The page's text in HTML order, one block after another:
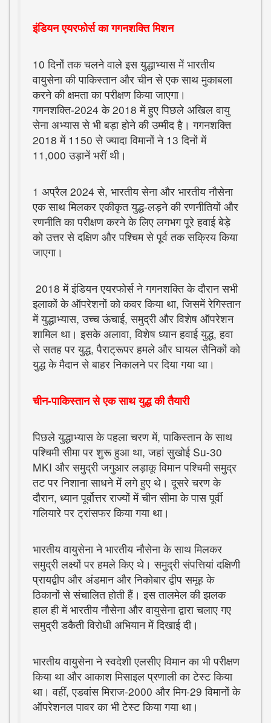
इंडियन एयरफोर्स का गगनशक्ति मिशन
10 दिनों तक चलने वाले इस युद्धाभ्यास में भारतीय
वायुसेना की पाकिस्तान और चीन से एक साथ मुकाबला
करने की क्षमता का परीक्षण किया जाएगा।
गगनशक्ति-2024 के 2018 में हुए पिछले अखिल वायु
सेना अभ्यास से भी बड़ा होने की उम्मीद है। गगनशक्ति
2018 में 1150 से ज्यादा विमानों ने 13 दिनों में
11,000 उड़ानें भरीं थी।
1 अप्रैल 2024 से, भारतीय सेना और भारतीय नौसेना
एक साथ मिलकर एकीकृत युद्ध-लड़ने की रणनीतियों और
रणनीति का परीक्षण करने के लिए लगभग पूरे हवाई बेड़े
को उत्तर से दक्षिण और पश्चिम से पूर्व तक सक्रिय किया
जाएगा।
2018 में इंडियन एयरफोर्स ने गगनशक्ति के दौरान सभी
इलाकों के ऑपरेशनों को कवर किया था, जिसमें रेगिस्तान
में युद्धाभ्यास, उच्च ऊंचाई, समुद्री और विशेष ऑपरेशन
शामिल था। इसके अलावा, विशेष ध्यान हवाई युद्ध, हवा
से सतह पर युद्ध, पैराट्रूपर हमले और घायल सैनिकों को
युद्ध के मैदान से बाहर निकालने पर दिया गया था।
चीन-पाकिस्तान से एक साथ युद्ध की तैयारी
पिछले युद्धाभ्यास के पहला चरण में, पाकिस्तान के साथ
पश्चिमी सीमा पर शुरू हुआ था, जहां सुखोई Su-30
MKI और समुद्री जगुआर लड़ाकू विमान पश्चिमी समुद्र
तट पर निशाना साधने में लगे हुए थे। दूसरे चरण के
दौरान, ध्यान पूर्वोत्तर राज्यों में चीन सीमा के पास पूर्वी
गलियारे पर ट्रांसफर किया गया था।
भारतीय वायुसेना ने भारतीय नौसेना के साथ मिलकर
समुद्री लक्ष्यों पर हमले किए थे। समुद्री संपत्तियां दक्षिणी
प्रायद्वीप और अंडमान और निकोबार द्वीप समूह के
ठिकानों से संचालित होती हैं। इस तालमेल की झलक
हाल ही में भारतीय नौसेना और वायुसेना द्वारा चलाए गए
समुद्री डकैती विरोधी अभियान में दिखाई दी।
भारतीय वायुसेना ने स्वदेशी एलसीए विमान का भी परीक्षण
किया था और आकाश मिसाइल प्रणाली का टेस्ट किया
था। वहीं, एडवांस मिराज-2000 और मिग-29 विमानों के
ऑपरेशनल पावर का भी टेस्ट किया गया था।